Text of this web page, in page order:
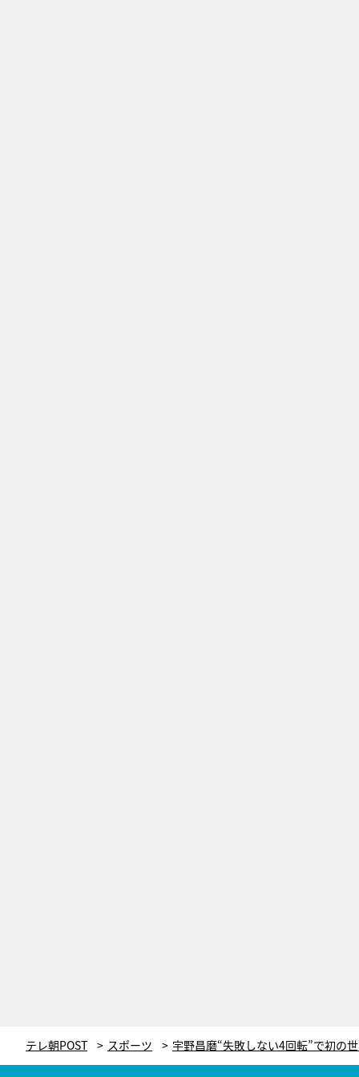
テレ朝POST スポーツ